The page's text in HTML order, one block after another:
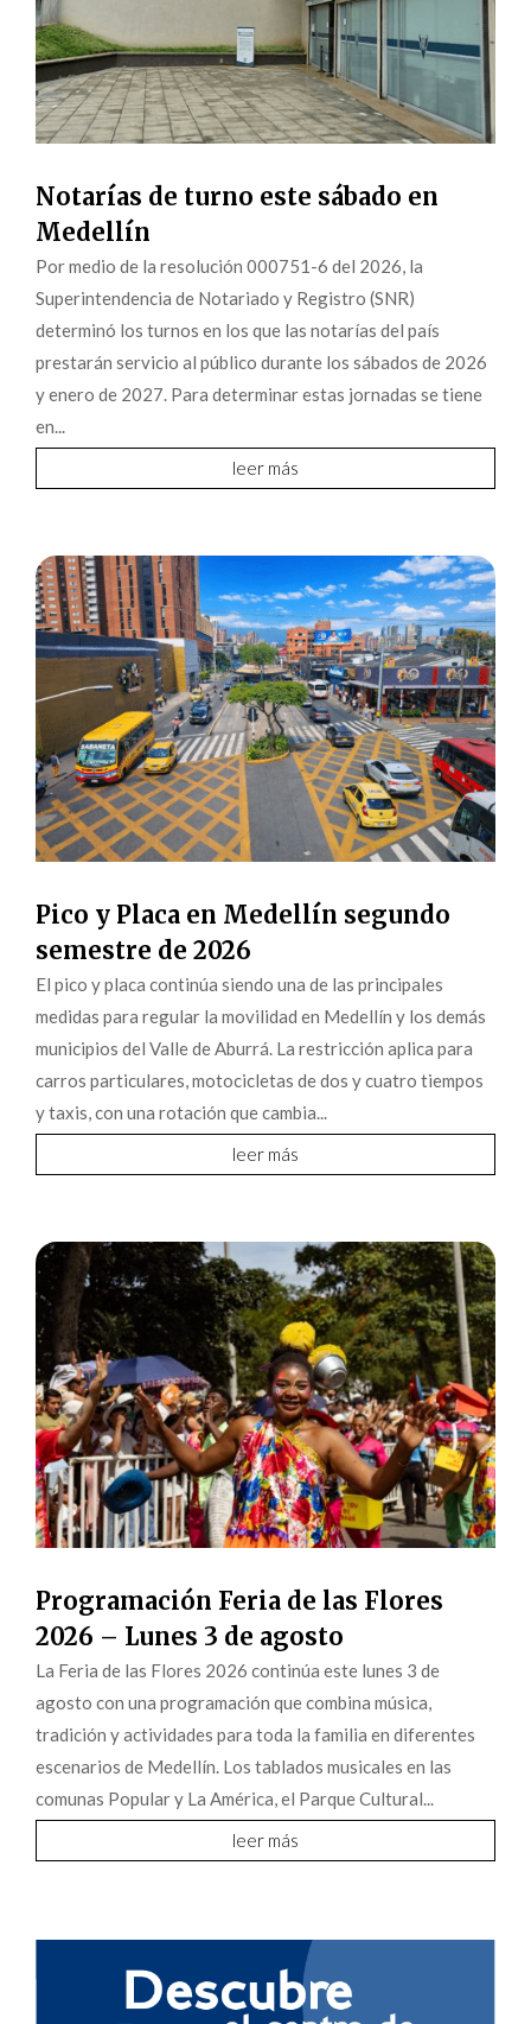
Notarías de turno este sábado en
Medellín
Por medio de la resolución 000751-6 del 2026, la
Superintendencia de Notariado y Registro (SNR)
determinó los turnos en los que las notarías del país
prestarán servicio al público durante los sábados de 2026
y enero de 2027. Para determinar estas jornadas se tiene
en...
leer más
Pico y Placa en Medellín segundo
semestre de 2026
El pico y placa continúa siendo una de las principales
medidas para regular la movilidad en Medellín y los demás
municipios del Valle de Aburrá. La restricción aplica para
carros particulares, motocicletas de dos y cuatro tiempos
y taxis, con una rotación que cambia...
leer más
Programación Feria de las Flores
2026 – Lunes 3 de agosto
La Feria de las Flores 2026 continúa este lunes 3 de
agosto con una programación que combina música,
tradición y actividades para toda la familia en diferentes
escenarios de Medellín. Los tablados musicales en las
comunas Popular y La América, el Parque Cultural...
leer más